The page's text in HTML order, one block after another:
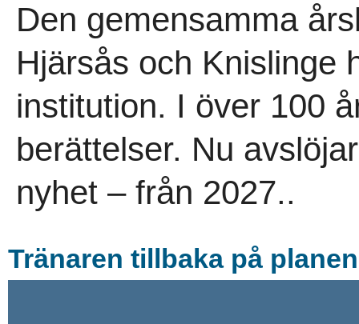
Den gemensamma
Hjärsås och Knislinge
institution. I över 100
berättelser. Nu
nyhet – från 2027..
Tränaren tillbaka på